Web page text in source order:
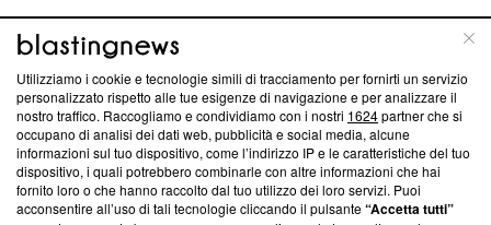
ABOUT LINEA EDITORIALE
Questa sezione offre informazioni trasparenti su Blasting
News, sui nostri processi editoriali e su come ci impegniamo a
creare news di qualità. Inoltre, afferma la nostra aderenza a
‘Trust Project - News with Integrity’Blasting News non è
ancora membro del programma, ma ha richiesto di farne
parte; Trust Project non ha ancora effettuato una verifica di
Utilizziamo i cookie e tecnologie simili di tracciamento per fornirti un servizio
personalizzato rispetto alle tue esigenze di navigazione e per analizzare il
nostro traffico. Raccogliamo e condividiamo con i nostri 1624partner che si
occupano di analisi dei dati web, pubblicità e social media, alcune
informazioni sul tuo dispositivo, come l’indirizzo IP e le caratteristiche del tuo
dispositivo, i quali potrebbero combinarle con altre informazioni che hai
fornito loro o che hanno raccolto dal tuo utilizzo dei loro servizi. Puoi
acconsentire all’uso di tali tecnologie cliccando il pulsante“Accetta tutti”